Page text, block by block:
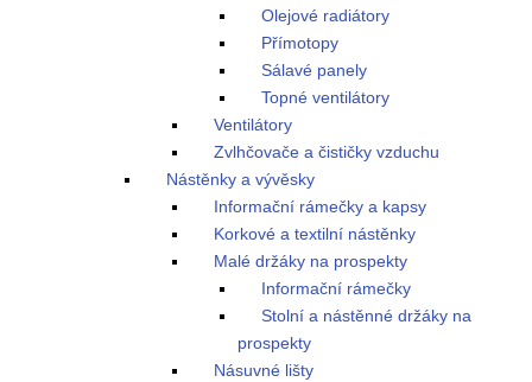
Olejové radiátory
Přímotopy
Sálavé panely
Topné ventilátory
Ventilátory
Zvlhčovače a čističky vzduchu
Nástěnky a vývěsky
Informační rámečky a kapsy
Korkové a textilní nástěnky
Malé držáky na prospekty
Informační rámečky
Stolní a nástěnné držáky na
prospekty
Násuvné lišty